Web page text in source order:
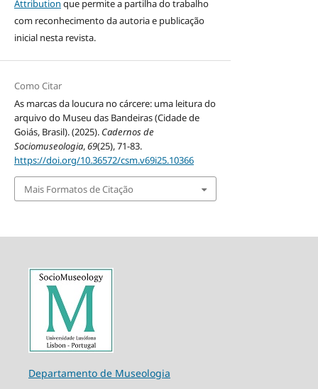
Attribution que permite a partilha do trabalho
com reconhecimento da autoria e publicação
inicial nesta revista.
Como Citar
As marcas da loucura no cárcere: uma leitura do
arquivo do Museu das Bandeiras (Cidade de
Goiás, Brasil). (2025). Cadernos de
Sociomuseologia,69(25), 71-83.
https://doi.org/10.36572/csm.v69i25.10366
Mais Formatos de Citação
Departamento de Museologia